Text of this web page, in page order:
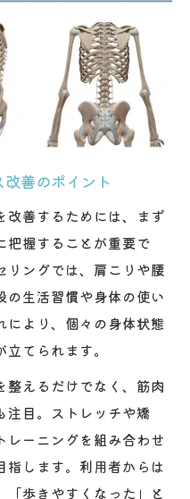
体トレで根本アプロ
整体式セルフトレー
健康維持を支える
施術の実証された効
持のための最新アプ
体で不調予防を強化
の科学的連携メリッ
根本ケアを提案
ッドで根本改善を目
善のポイント
改善するためには、まず
把握することが重要で
リングでは、肩こりや腰
の生活習慣や身体の使い
により、個々の身体状態
てられます。
整えるだけでなく、筋肉
注目。ストレッチや矯
レーニングを組み合わせ
指します。利用者からは
「歩きやすくなった」と